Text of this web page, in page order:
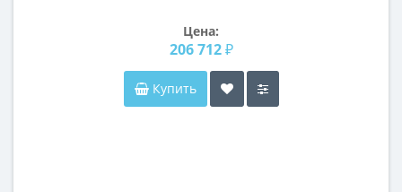
Цена:
206 712 ₽
Купить